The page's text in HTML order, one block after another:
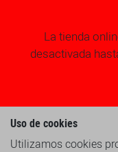
La tienda
desactivada
Uso de cookies
Utilizamos cookies